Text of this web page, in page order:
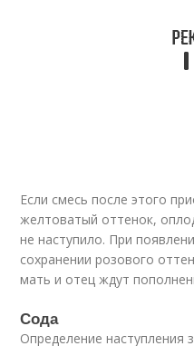
Если смесь после этого
желтоватый оттенок,
не наступило. При
сохранении розового
мать и отец ждут
Сода
Определение наступления